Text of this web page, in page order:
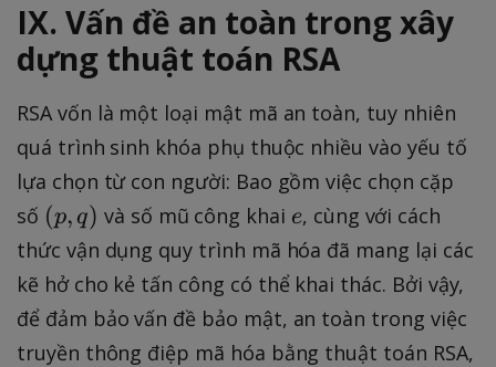
IX. Vấn đề an toàn trong xây
dựng thuật toán RSA
RSA vốn là một loại mật mã an toàn, tuy nhiên
quá trình sinh khóa phụ thuộc nhiều vào yếu tố
lựa chọn từ con người: Bao gồm việc chọn cặp
số (
p
,
q
)
(p, q) và số mũ công khai e
e, cùng với cách
thức vận dụng quy trình mã hóa đã mang lại các
kẽ hở cho kẻ tấn công có thể khai thác. Bởi vậy,
để đảm bảo vấn đề bảo mật, an toàn trong việc
truyền thông điệp mã hóa bằng thuật toán RSA,